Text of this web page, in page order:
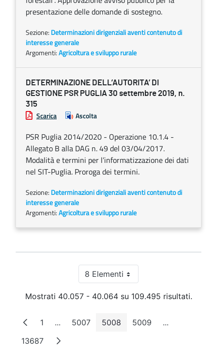
presentazione delle domande di sostegno.
Sezione: Determinazioni dirigenziali aventi contenuto di
interesse generale
Argomenti:Agricoltura e sviluppo rurale
DETERMINAZIONE DELL’AUTORITA’ DI
GESTIONE PSR PUGLIA 30 settembre 2019, n.
315
Scarica Ascolta
PSR Puglia 2014/2020 - Operazione 10.1.4 -
Allegato B alla DAG n. 49 del 03/04/2017.
Modalità e termini per l’informatizzazione dei dati
nel SIT-Puglia. Proroga dei termini.
Sezione: Determinazioni dirigenziali aventi contenuto di
interesse generale
Argomenti:Agricoltura e sviluppo rurale
8 ElementiPer pagina
Mostrati 40.057 - 40.064 su 109.495 risultati.
Pagina
1 ...Pagine intermedie
Pagina
5007 Pagina
5008 Pagina
5009 ...Pagine
Pagina
13687